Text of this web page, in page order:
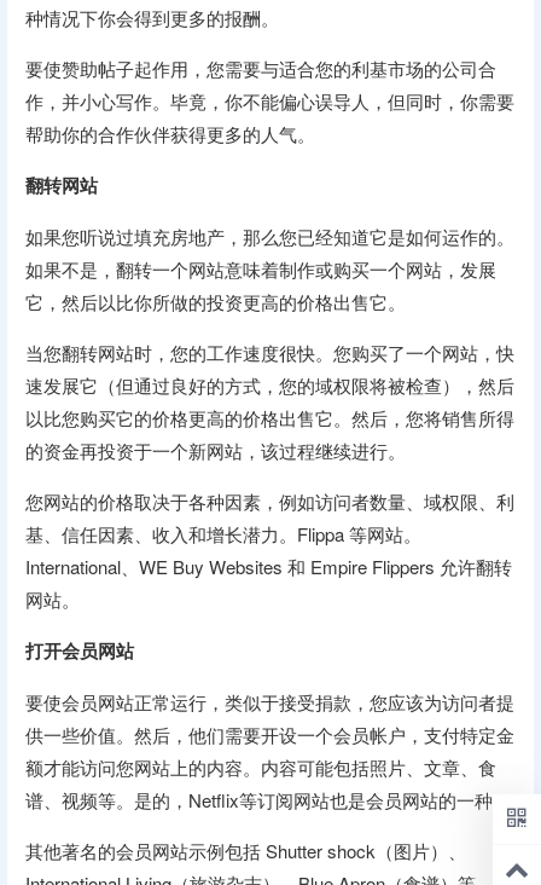
种情况下你会得到更多的报酬。
要使赞助帖子起作用，您需要与适合您的利基市场的公司合
作，并小心写作。毕竟，你不能偏心误导人，但同时，你需要
帮助你的合作伙伴获得更多的人气。
翻转网站
如果您听说过填充房地产，那么您已经知道它是如何运作的。
如果不是，翻转一个网站意味着制作或购买一个网站，发展
它，然后以比你所做的投资更高的价格出售它。
当您翻转网站时，您的工作速度很快。您购买了一个网站，快
速发展它（但通过良好的方式，您的域权限将被检查），然后
以比您购买它的价格更高的价格出售它。然后，您将销售所得
的资金再投资于一个新网站，该过程继续进行。
您网站的价格取决于各种因素，例如访问者数量、域权限、利
基、信任因素、收入和增长潜力。Flippa 等网站。
International、WE Buy Websites 和 Empire Flippers 允许翻转
网站。
打开会员网站
要使会员网站正常运行，类似于接受捐款，您应该为访问者提
供一些价值。然后，他们需要开设一个会员帐户，支付特定金
额才能访问您网站上的内容。内容可能包括照片、文章、食
谱、视频等。是的，Netflix等订阅网站也是会员网站的一种。
其他著名的会员网站示例包括 Shutter shock（图片）、